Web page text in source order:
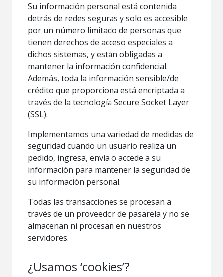
Su información personal está contenida
detrás de redes seguras y solo es accesible
por un número limitado de personas que
tienen derechos de acceso especiales a
dichos sistemas, y están obligadas a
mantener la información confidencial.
Además, toda la información sensible/de
crédito que proporciona está encriptada a
través de la tecnología Secure Socket Layer
(SSL).
Implementamos una variedad de medidas de
seguridad cuando un usuario realiza un
pedido, ingresa, envía o accede a su
información para mantener la seguridad de
su información personal.
Todas las transacciones se procesan a
través de un proveedor de pasarela y no se
almacenan ni procesan en nuestros
servidores.
¿Usamos ‘cookies’?